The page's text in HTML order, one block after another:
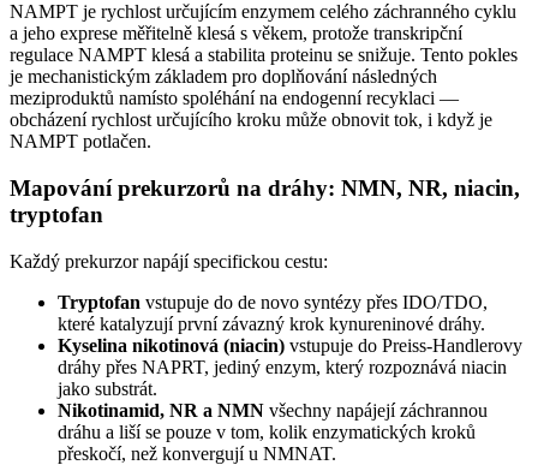
NAMPT je rychlost určujícím enzymem celého záchranného cyklu
a jeho exprese měřitelně klesá s věkem, protože transkripční
regulace NAMPT klesá a stabilita proteinu se snižuje. Tento pokles
je mechanistickým základem pro doplňování následných
meziproduktů namísto spoléhání na endogenní recyklaci —
obcházení rychlost určujícího kroku může obnovit tok, i když je
NAMPT potlačen.
Mapování prekurzorů na dráhy: NMN, NR, niacin,
tryptofan
Každý prekurzor napájí specifickou cestu:
Tryptofan vstupuje do de novo syntézy přes IDO/TDO,
které katalyzují první závazný krok kynureninové dráhy.
Kyselina nikotinová (niacin) vstupuje do Preiss-Handlerovy
dráhy přes NAPRT, jediný enzym, který rozpoznává niacin
jako substrát.
Nikotinamid, NR a NMN všechny napájejí záchrannou
dráhu a liší se pouze v tom, kolik enzymatických kroků
přeskočí, než konvergují u NMNAT.